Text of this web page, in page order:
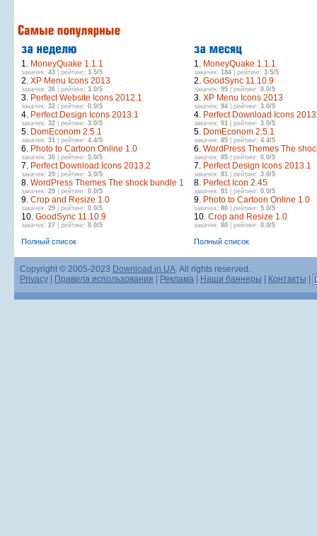
1. MoneyQuake 1.1.1
закачек: 43 | рейтинг: 3.5/5
2. XP Menu Icons 2013
закачек: 36 | рейтинг: 3.0/5
3. Perfect Website Icons 2012.1
закачек: 32 | рейтинг: 0.0/5
4. Perfect Design Icons 2013.1
закачек: 32 | рейтинг: 3.0/5
5. DomEconom 2.5.1
закачек: 31 | рейтинг: 4.4/5
6. Photo to Cartoon Online 1.0
закачек: 30 | рейтинг: 5.0/5
7. Perfect Download Icons 2013.2
закачек: 29 | рейтинг: 3.0/5
8. WordPress Themes The shock bundle 1
закачек: 29 | рейтинг: 0.0/5
9. Crop and Resize 1.0
закачек: 29 | рейтинг: 0.0/5
10. GoodSync 11.10.9
закачек: 27 | рейтинг: 0.0/5
Полный список
1. MoneyQuake 1.1.1
закачек: 184 | рейтинг: 3.5/5
2. GoodSync 11.10.9
закачек: 95 | рейтинг: 0.0/5
3. XP Menu Icons 2013
закачек: 94 | рейтинг: 3.0/5
4. Perfect Download Icons
закачек: 91 | рейтинг: 3.0/5
5. DomEconom 2.5.1
закачек: 85 | рейтинг: 4.4/5
6. WordPress Themes The
закачек: 85 | рейтинг: 0.0/5
7. Perfect Design Icons 2013.1
закачек: 81 | рейтинг: 3.0/5
8. Perfect Icon 2.45
закачек: 81 | рейтинг: 0.0/5
9. Photo to Cartoon Online 1.0
закачек: 80 | рейтинг: 5.0/5
10. Crop and Resize 1.0
закачек: 80 | рейтинг: 0.0/5
Полный список
Copyright © 2005-2023 Download.in.UA. All rights reserved.
Privacy
Правила использования Реклама Наши баннеры Контакты